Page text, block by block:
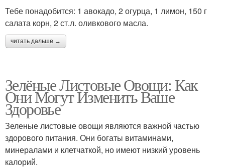
Тебе понадобится: 1 авокадо, 2 огурца, 1 лимон, 150 г
салата корн, 2 ст.л. оливкового масла.
читать дальше →
Зелёные Листовые Овощи: Как
Они Могут Изменить Ваше
Здоровье
Зеленые листовые овощи являются важной частью
здорового питания. Они богаты витаминами,
минералами и клетчаткой, но имеют низкий уровень
калорий.